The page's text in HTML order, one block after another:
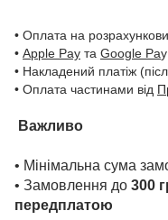
• Оплата на
• Apple Pay та Google Pay
• Накладений платіж
• Оплата частинами від
Важливо
• Мінімальна сума
• Замовлення до 300
передплатою